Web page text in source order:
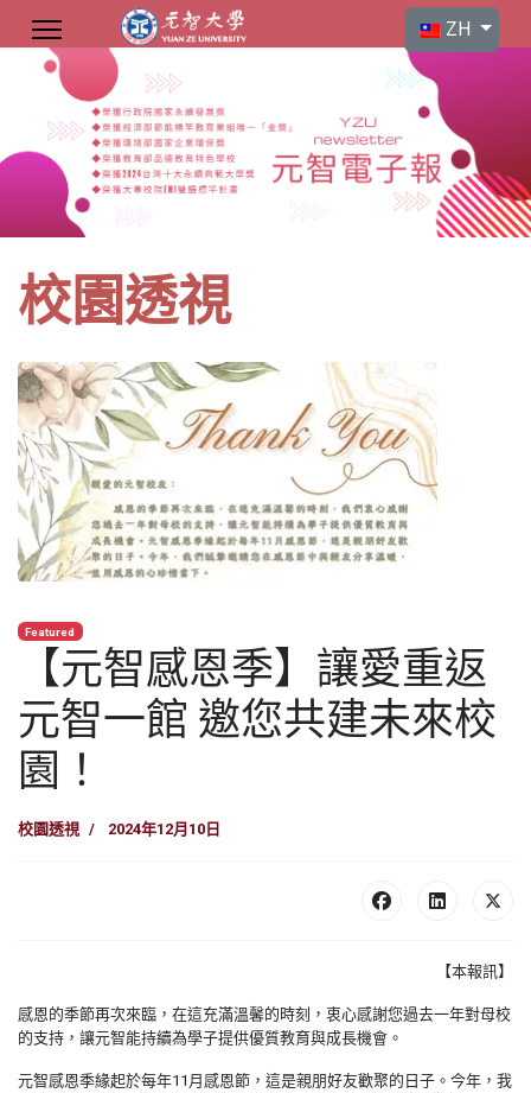
選擇你的語言
ZH
校園透視
Featured
【元智感恩季】讓愛重返
元智一館 邀您共建未來校
園！
校園透視 2024年12月10日
【本報訊】
感恩的季節再次來臨，在這充滿溫馨的時刻，衷心感謝您過去一年對母校
的支持，讓元智能持續為學子提供優質教育與成長機會。
元智感恩季緣起於每年11月感恩節，這是親朋好友歡聚的日子。今年，我